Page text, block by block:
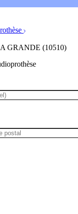
GRANDE (10510)